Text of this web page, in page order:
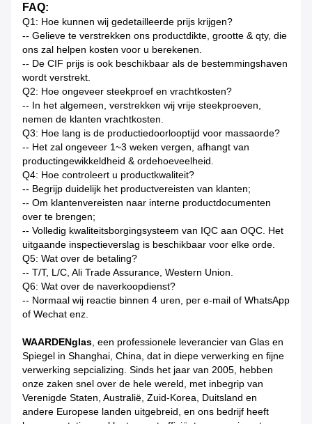
FAQ:
Q1: Hoe kunnen wij gedetailleerde prijs krijgen?
-- Gelieve te verstrekken ons productdikte, grootte & qty, die
ons zal helpen kosten voor u berekenen.
-- De CIF prijs is ook beschikbaar als de bestemmingshaven
wordt verstrekt.
Q2: Hoe ongeveer steekproef en vrachtkosten?
-- In het algemeen, verstrekken wij vrije steekproeven,
nemen de klanten vrachtkosten.
Q3: Hoe lang is de productiedoorlooptijd voor massaorde?
-- Het zal ongeveer 1~3 weken vergen, afhangt van
productingewikkeldheid & ordehoeveelheid.
Q4: Hoe controleert u productkwaliteit?
-- Begrijp duidelijk het productvereisten van klanten;
-- Om klantenvereisten naar interne productdocumenten
over te brengen;
-- Volledig kwaliteitsborgingsysteem van IQC aan OQC. Het
uitgaande inspectieverslag is beschikbaar voor elke orde.
Q5: Wat over de betaling?
-- T/T, L/C, Ali Trade Assurance, Western Union.
Q6: Wat over de naverkoopdienst?
-- Normaal wij reactie binnen 4 uren, per e-mail of WhatsApp
of Wechat enz.
WAARDENglas , een professionele leverancier van Glas en
Spiegel in Shanghai, China, dat in diepe verwerking en fijne
verwerking sepcializing. Sinds het jaar van 2005, hebben
onze zaken snel over de hele wereld, met inbegrip van
Verenigde Staten, Australië, Zuid-Korea, Duitsland en
andere Europese landen uitgebreid, en ons bedrijf heeft